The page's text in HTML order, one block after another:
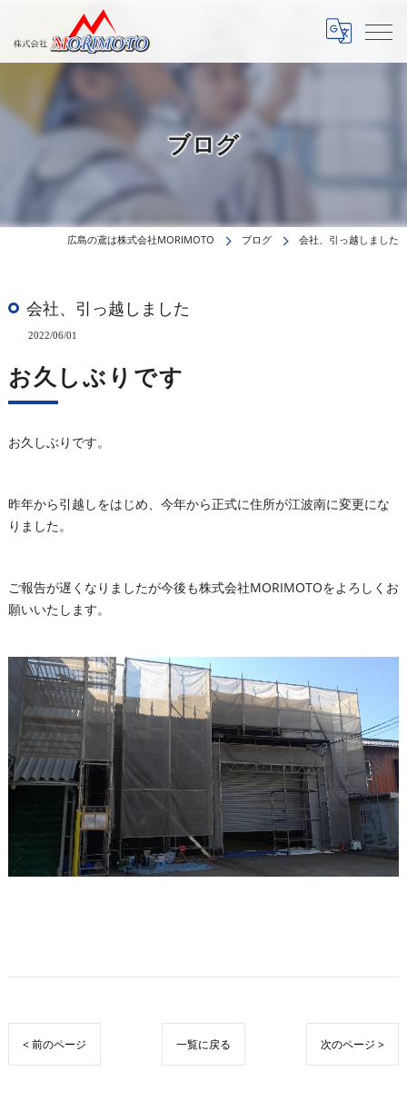
ブログ
広島の鳶は株式会社MORIMOTO ブログ 会社、引っ越しました
会社、引っ越しました
2022/06/01
お久しぶりです
お久しぶりです。
昨年から引越しをはじめ、今年から正式に住所が江波南に変更にな
りました。
ご報告が遅くなりましたが今後も株式会社MORIMOTOをよろしくお
願いいたします。
< 前のページ 一覧に戻る 次のページ >